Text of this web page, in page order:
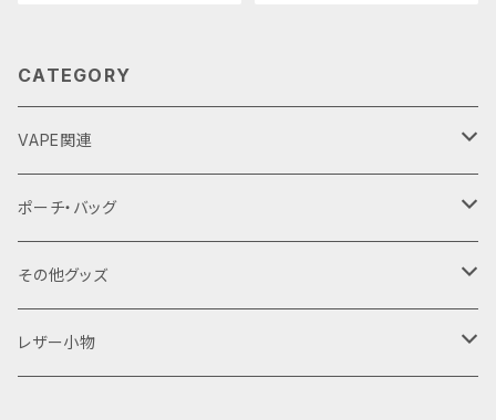
CATEGORY
VAPE関連
バッテリーケース
18650用
18350用
VAPEデバイス用スリーブ・ケース
iStick Pico 75w
ポーチ・バッグ
ファスナーポーチ
L字ファスナーポーチ
巾着バッグ
その他グッズ
Tシャツ
レザー小物